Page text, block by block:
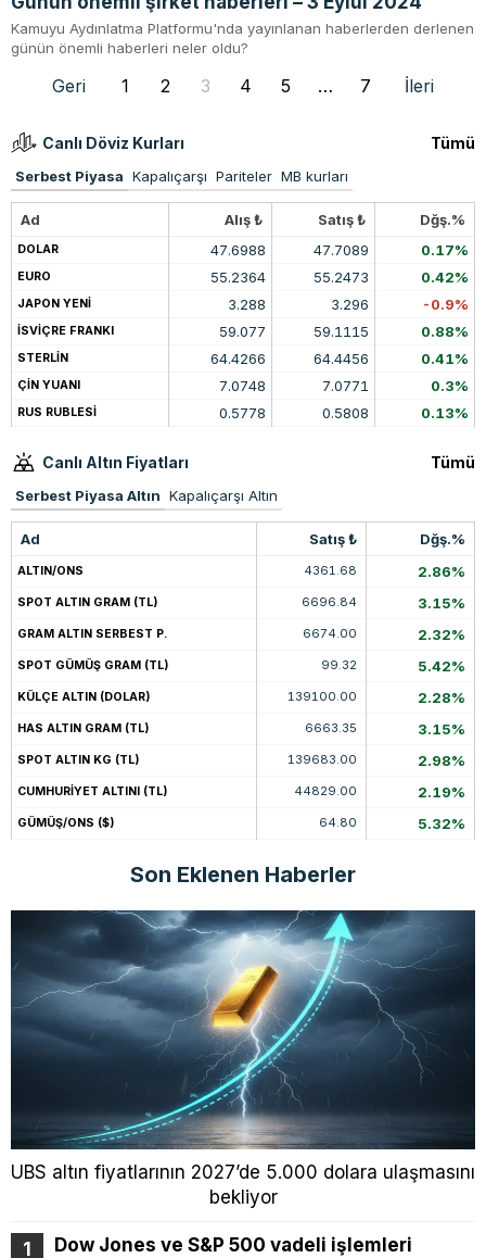
Kamuyu Aydınlatma Platformu'nda yayınlanan haberlerden derlenen
günün önemli haberleri neler oldu?
Geri 1 2 3 4 5 … 7 İleri
Canlı Döviz Kurları Tümü
Serbest Piyasa Kapalıçarşı Pariteler MB kurları
Ad Alış ₺ Satış ₺ Dğş.%
DOLAR 47.6988 47.7089 0.17%
EURO 55.2364 55.2473 0.42%
JAPON YENİ 3.288 3.296 -0.9%
İSVİÇRE FRANKI 59.077 59.1115 0.88%
STERLİN 64.4266 64.4456 0.41%
ÇİN YUANI 7.0748 7.0771 0.3%
RUS RUBLESİ 0.5778 0.5808 0.13%
Canlı Altın Fiyatları Tümü
Serbest Piyasa Altın Kapalıçarşı Altın
Ad Satış ₺ Dğş.%
ALTIN/ONS 4361.68 2.86%
SPOT ALTIN GRAM (TL) 6696.84 3.15%
GRAM ALTIN SERBEST P. 6674.00 2.32%
SPOT GÜMÜŞ GRAM (TL) 99.32 5.42%
KÜLÇE ALTIN (DOLAR) 139100.00 2.28%
HAS ALTIN GRAM (TL) 6663.35 3.15%
SPOT ALTIN KG (TL) 139683.00 2.98%
CUMHURİYET ALTINI (TL) 44829.00 2.19%
GÜMÜŞ/ONS ($) 64.80 5.32%
Son Eklenen Haberler
UBS altın fiyatlarının 2027’de 5.000 dolara ulaşmasını
bekliyor
Dow Jones ve S&P 500 vadeli işlemleri